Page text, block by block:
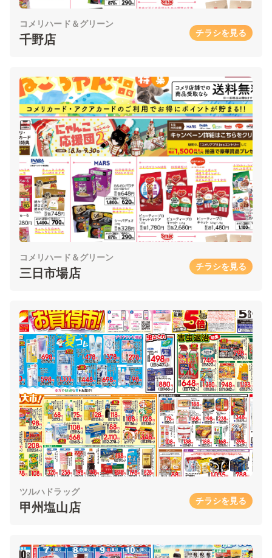
コメリハード＆グリーン
千野店 チラシを見る
コメリハード＆グリーン
三日市場店 チラシを見る
ツルハドラッグ
甲州塩山店 チラシを見る